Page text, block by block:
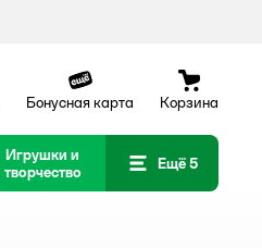
Бонусная карта Корзина
Игрушки и
творчество
Ещё 5